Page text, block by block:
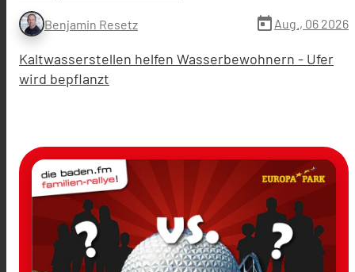
Benjamin Resetz today Aug., 06 2026
Kaltwasserstellen helfen Wasserbewohnern - Ufer
wird bepflanzt